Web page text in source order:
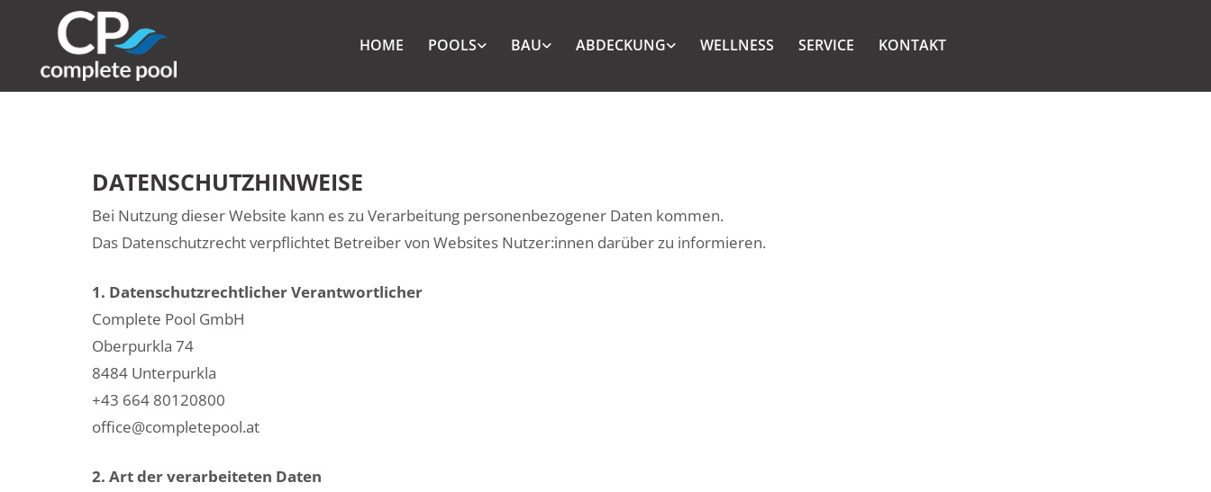
HOME POOLS BAU ABDECKUNG WELLNESS SERVICE KONTAKT
DATENSCHUTZHINWEISE
Bei Nutzung dieser Website kann es zu Verarbeitung personenbezogener Daten kommen.
Das Datenschutzrecht verpflichtet Betreiber von Websites Nutzer:innen darüber zu informieren.
1. Datenschutzrechtlicher Verantwortlicher
Complete Pool GmbH
Oberpurkla 74
8484 Unterpurkla
+43 664 80120800
office@completepool.at
2. Art der verarbeiteten Daten